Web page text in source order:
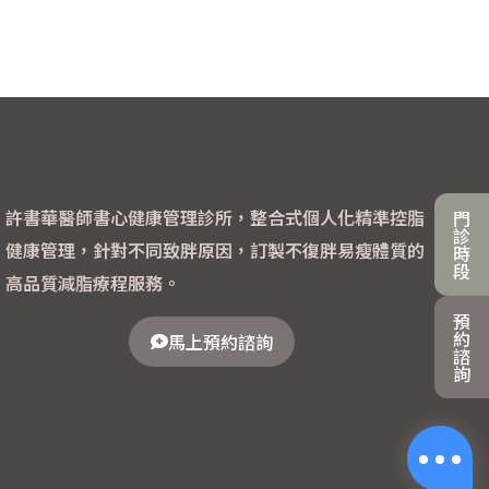
門
診
時
段
預
約
諮
詢
許書華醫師書心健康管理診所，整合式個人化精準控脂
健康管理，針對不同致胖原因，訂製不復胖易瘦體質的
高品質減脂療程服務。
馬上預約諮詢